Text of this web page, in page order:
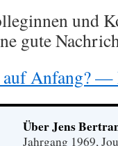
und
gute
Anfang? —
Über Jens
Jahrgang 1969,